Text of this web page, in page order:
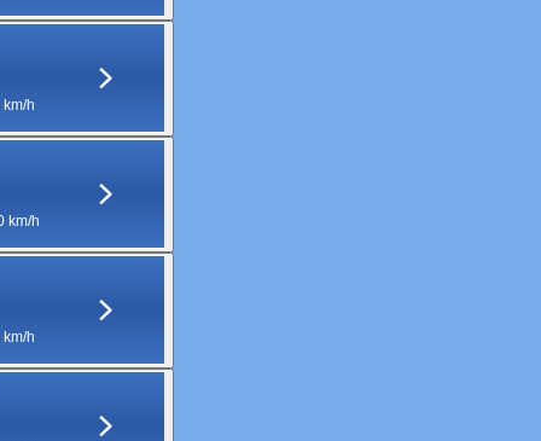
km/h
km/h
km/h